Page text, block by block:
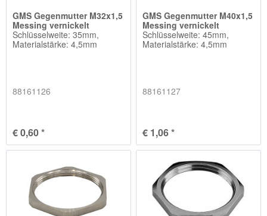
GMS Gegenmutter M32x1,5
Messing vernickelt
Schlüsselweite: 35mm,
Materialstärke: 4,5mm
88161126
€ 0,60 *
GMS Gegenmutter M40x1,5
Messing vernickelt
Schlüsselweite: 45mm,
Materialstärke: 4,5mm
88161127
€ 1,06 *